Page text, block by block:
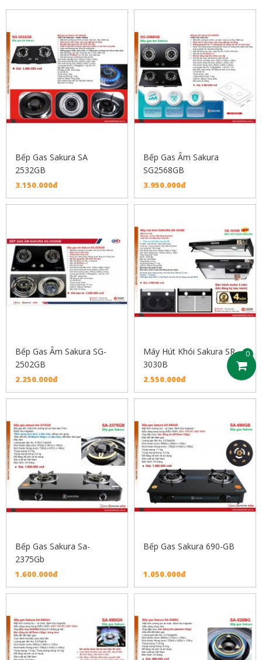
0
Bếp Gas Sakura SA
2532GB
3.150.000đ
Bếp Gas Âm Sakura
SG2568GB
3.950.000đ
Bếp Gas Âm Sakura SG-
2502GB
2.250.000đ
Máy Hút Khói Sakura SR-
3030B
2.550.000đ
Bếp Gas Sakura Sa-
2375Gb
1.600.000đ
Bếp Gas Sakura 690-GB
1.050.000đ